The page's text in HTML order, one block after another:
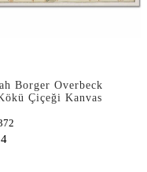
Borger Overbeck
Çiçeği Kanvas